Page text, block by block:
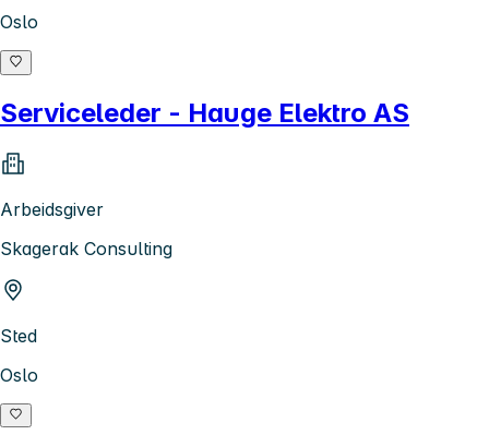
Oslo
Serviceleder - Hauge Elektro AS
Arbeidsgiver
Skagerak Consulting
Sted
Oslo